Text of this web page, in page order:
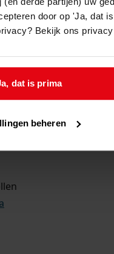
door op 'Ja, dat
Bekijk ons
dat is prima
beheren
op volledigheid